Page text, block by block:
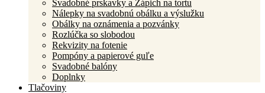
Svadobné prskavky a Zápich na tortu
Nálepky na svadobnú obálku a výslužku
Obálky na oznámenia a pozvánky
Rozlúčka so slobodou
Rekvizity na fotenie
Pompóny a papierové guľe
Svadobné balóny
Doplnky
Tlačoviny